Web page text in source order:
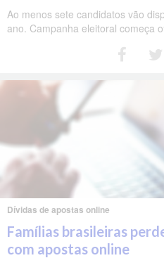
Ao menos sete candidatos vão
ano. Campanha eleitoral começa
Dívidas de apostas online
Famílias brasileiras
com apostas online